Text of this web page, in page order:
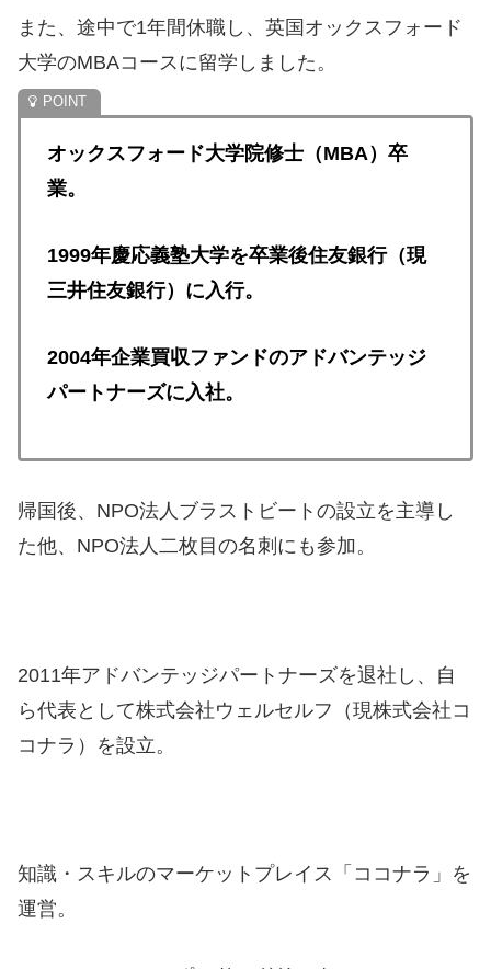
また、途中で1年間休職し、英国オックスフォード
大学のMBAコースに留学しました。
オックスフォード大学院修士（MBA）卒
業。
1999年慶応義塾大学を卒業後住友銀行（現
三井住友銀行）に入行。
2004年企業買収ファンドのアドバンテッジ
パートナーズに入社。
帰国後、NPO法人ブラストビートの設立を主導し
た他、NPO法人二枚目の名刺にも参加。
2011年アドバンテッジパートナーズを退社し、自
ら代表として株式会社ウェルセルフ（現株式会社コ
コナラ）を設立。
知識・スキルのマーケットプレイス「ココナラ」を
運営。